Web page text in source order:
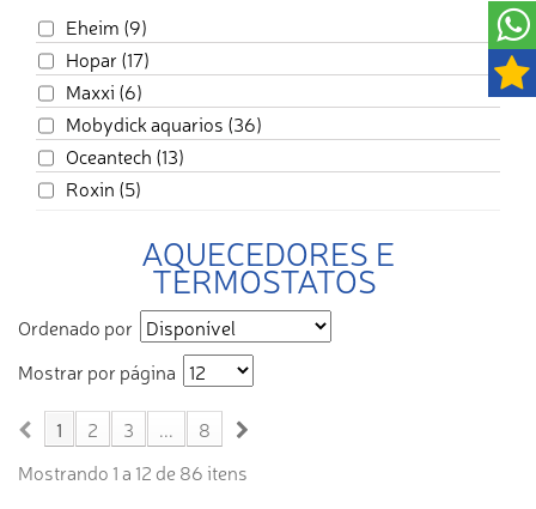
Eheim (9)
Hopar (17)
Maxxi (6)
Mobydick aquarios (36)
Oceantech (13)
Roxin (5)
AQUECEDORES E
TERMOSTATOS
Ordenado por
Mostrar por página
1 2 3 ...
8
Mostrando 1 a 12 de 86 itens